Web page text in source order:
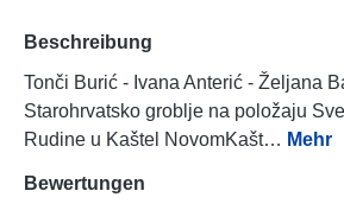
Beschreibung
Tonči Burić - Ivana Anterić - Željana
Starohrvatsko groblje na položaju
Rudine u Kaštel NovomKašt… Mehr
Bewertungen